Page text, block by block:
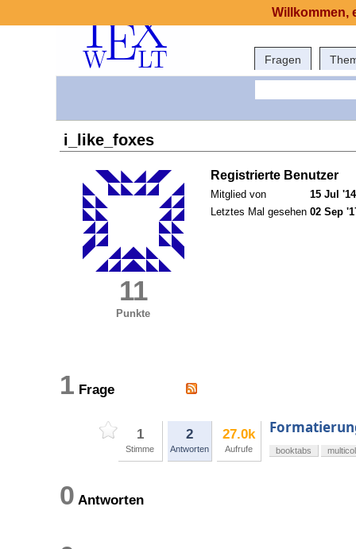
Fragen
i_like_foxes
11
Punkte
Registrierte Benutzer
Mitglied von
15 Jul
Letztes Mal gesehen 02 Sep
1 Frage
1
Stimme
2
Antworten
27.0k
Aufrufe booktabs
0 Antworten
Willkommen,